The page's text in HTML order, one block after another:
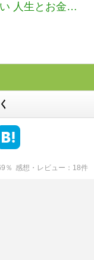
人生とお金の
％ 感想・レビュー 18件